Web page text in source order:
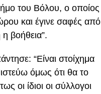
του Βόλου, ο οποίος
και έγινε σαφές από
βοήθεια”.
“Είναι στοίχημα
όμως ότι θα το
οι ίδιοι οι σύλλογοι